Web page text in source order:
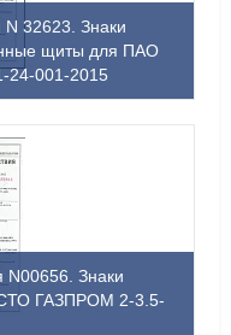
N 32623. Знаки
щиты для ПАО
001-2015
N00656. Знаки
СТО ГАЗПРОМ 2-3.5-